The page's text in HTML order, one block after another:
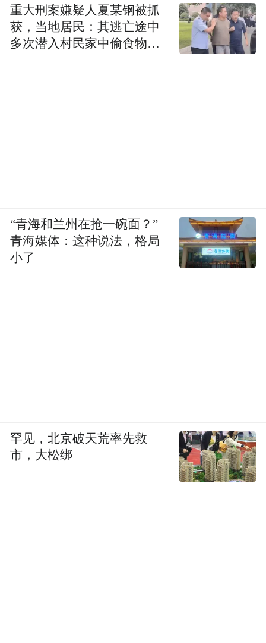
重大刑案嫌疑人夏某钢被抓
获，当地居民：其逃亡途中
多次潜入村民家中偷食物被
“青海和兰州在抢一碗面？”
青海媒体：这种说法，格局
小了
罕见，北京破天荒率先救
市，大松绑